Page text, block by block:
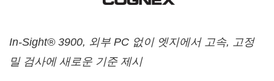
In-Sight® 3900, 외부 PC 없이 엣지에서 고속, 고정
밀 검사에 새로운 기준 제시